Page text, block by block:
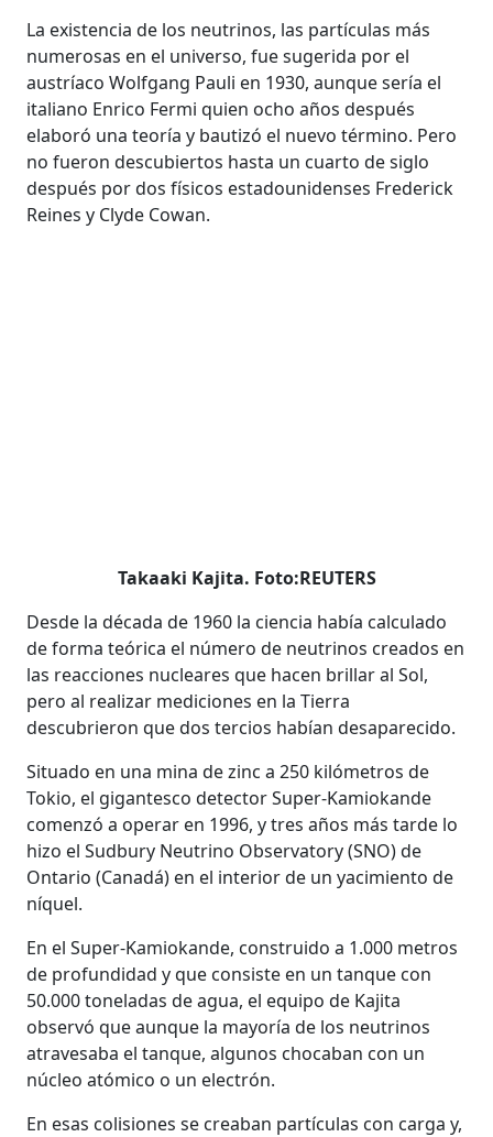
La existencia de los neutrinos, las partículas más
numerosas en el universo, fue sugerida por el
austríaco Wolfgang Pauli en 1930, aunque sería el
italiano Enrico Fermi quien ocho años después
elaboró una teoría y bautizó el nuevo término. Pero
no fueron descubiertos hasta un cuarto de siglo
después por dos físicos estadounidenses Frederick
Reines y Clyde Cowan.
Takaaki Kajita. Foto:REUTERS
Desde la década de 1960 la ciencia había calculado
de forma teórica el número de neutrinos creados en
las reacciones nucleares que hacen brillar al Sol,
pero al realizar mediciones en la Tierra
descubrieron que dos tercios habían desaparecido.
Situado en una mina de zinc a 250 kilómetros de
Tokio, el gigantesco detector Super-Kamiokande
comenzó a operar en 1996, y tres años más tarde lo
hizo el Sudbury Neutrino Observatory (SNO) de
Ontario (Canadá) en el interior de un yacimiento de
níquel.
En el Super-Kamiokande, construido a 1.000 metros
de profundidad y que consiste en un tanque con
50.000 toneladas de agua, el equipo de Kajita
observó que aunque la mayoría de los neutrinos
atravesaba el tanque, algunos chocaban con un
núcleo atómico o un electrón.
En esas colisiones se creaban partículas con carga y,